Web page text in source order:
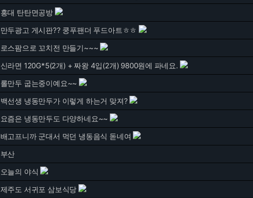
홍대 탄탄면공방
만두광고 게시판?? 쿵푸팬더 푸드아트ㅎㅎ
로스팜으로 꼬치전 만들기~~~
신라면 120G*5(2개) + 짜왕 4입(2개) 9800원에 파네요.
롤만두 굽는중이예요~~
백선생 냉동만두가 이렇게 하는거 맞져?
요즘은 냉동만두도 다양하네요~~
배고프니까 군대서 먹던 냉동음식 돋네여
부산
오늘의 야식
제주도 서귀포 삼보식당